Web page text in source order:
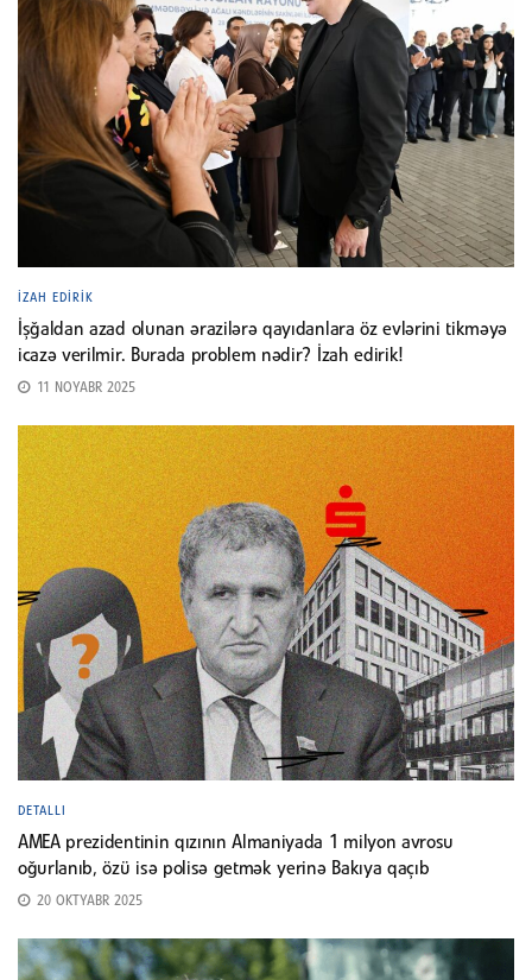
İZAH EDIRIK
İşğaldan azad olunan ərazilərə qayıdanlara öz evlərini tikməyə
icazə verilmir. Burada problem nədir? İzah edirik!
11 NOYABR 2025
DETALLI
AMEA prezidentinin qızının Almaniyada 1 milyon avrosu
oğurlanıb, özü isə polisə getmək yerinə Bakıya qaçıb
20 OKTYABR 2025